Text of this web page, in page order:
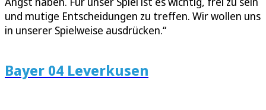
und mutige Entscheidungen zu treffen. Wir wollen uns
in unserer Spielweise ausdrücken.“
Bayer 04 Leverkusen